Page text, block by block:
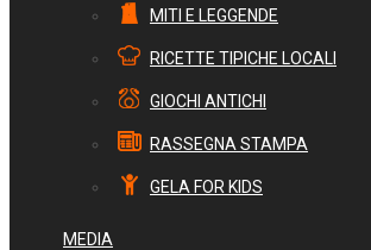
MITI E LEGGENDE
RICETTE TIPICHE LOCALI
GIOCHI ANTICHI
RASSEGNA STAMPA
GELA FOR KIDS
MEDIA